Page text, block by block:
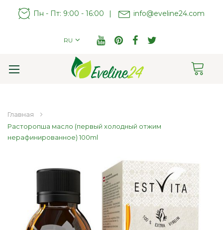
Пн - Пт: 9:00 - 16:00 | info@eveline24.com
RU
Главная
Расторопша масло (первый холодный отжим
нерафинированное) 100ml
галереям
изображений